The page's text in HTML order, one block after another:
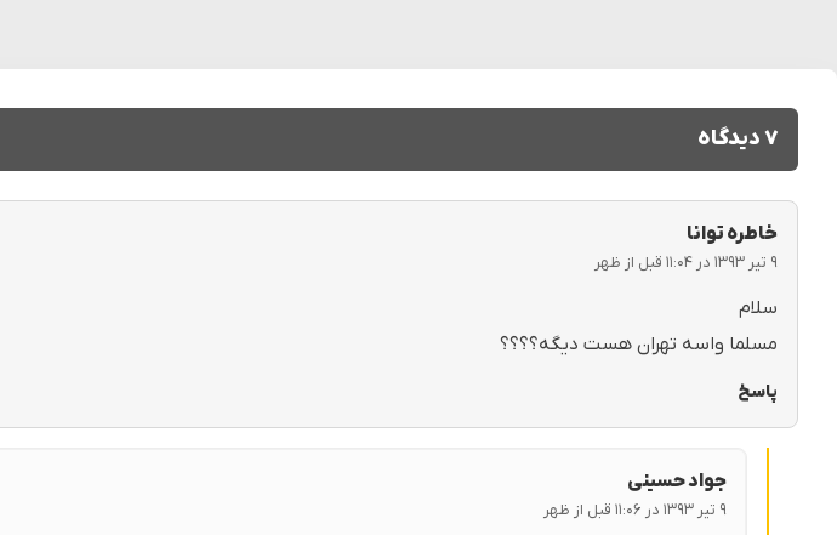
۷ دیدگاه
خاطره توانا
۹ تیر ۱۳۹۳ در ۱۱:۰۴ قبل از ظهر
سلام
مسلما واسه تهران هست دیگه؟؟؟؟
پاسخ
جواد حسینی
۹ تیر ۱۳۹۳ در ۱۱:۰۶ قبل از ظهر